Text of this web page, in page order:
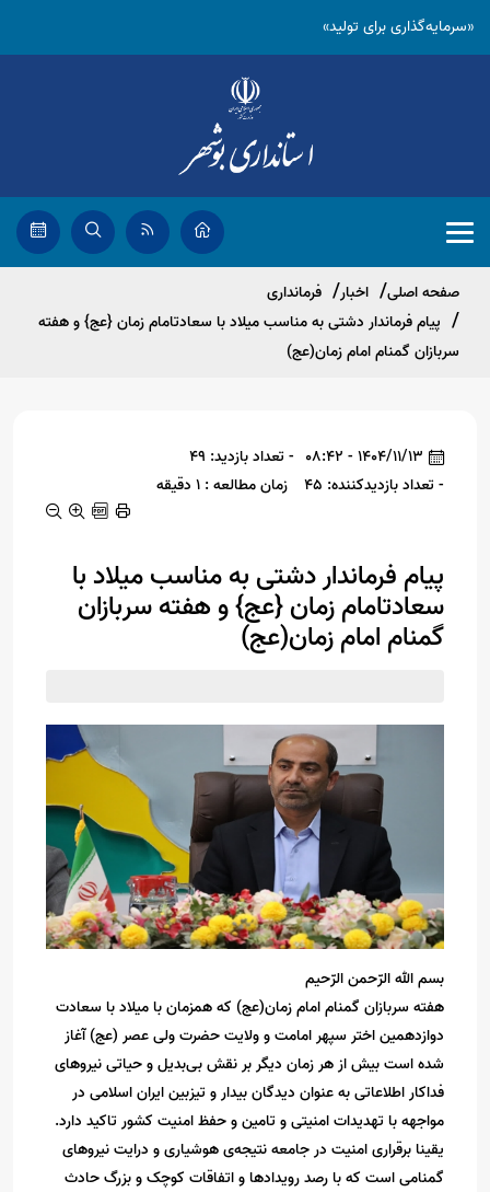
«سرمایه‌گذاری برای تولید»
صفحه اصلی اخبار
فرمانداری
پیام فرماندار دشتی به مناسب میلاد با سعادتامام زمان {عج} و هفته
سربازان گمنام امام زمان(عج)
1404/11/13 - 08:42
- تعداد بازدید: 49
- تعداد بازدیدکننده: 45
زمان مطالعه : 1 دقیقه
پیام فرماندار دشتی به مناسب میلاد با
سعادتامام زمان {عج} و هفته سربازان
گمنام امام زمان(عج)
بسم الله الرّحمن الرّحیم
هفته سربازان گمنام امام زمان(عج) که همزمان با میلاد با سعادت
دوازدهمین اختر سپهر امامت و ولایت حضرت ولی عصر (عج) آغاز
شده است بیش از هر زمان دیگر بر نقش بی‌بدیل و حیاتی نیروهای
فداکار اطلاعاتی به عنوان دیدگان بیدار و تیزبین ایران اسلامی در
مواجهه با تهدیدات امنیتی و تامین و حفظ امنیت کشور تاکید دارد.
یقینا برقراری امنیت در جامعه نتیجه‌ی هوشیاری و درایت نیروهای
گمنامی است که با رصد رویدادها و اتفاقات کوچک و بزرگ حادث